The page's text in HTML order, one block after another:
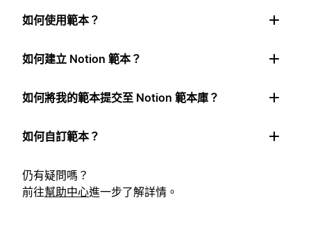
如何使用範本？
如何建立 Notion 範本？
如何將我的範本提交至 Notion 範本庫？
如何自訂範本？
仍有疑問嗎？
前往幫助中心進一步了解詳情。